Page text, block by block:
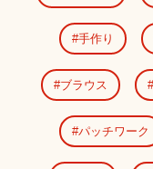
手作り
ブラウス
パッチワーク